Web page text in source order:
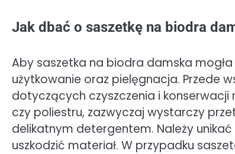
Jak dbać o saszetkę na biodra
Aby saszetka na biodra damska mogła
użytkowanie oraz pielęgnacja. Przede
dotyczących czyszczenia i konserwacji
czy poliestru, zazwyczaj wystarczy
delikatnym detergentem. Należy
uszkodzić materiał. W przypadku